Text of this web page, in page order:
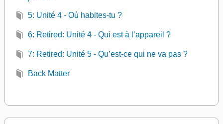
5: Unité 4 - Où habites-tu ?
6: Retired: Unité 4 - Qui est à l’appareil ?
7: Retired: Unité 5 - Qu’est-ce qui ne va pas ?
Back Matter